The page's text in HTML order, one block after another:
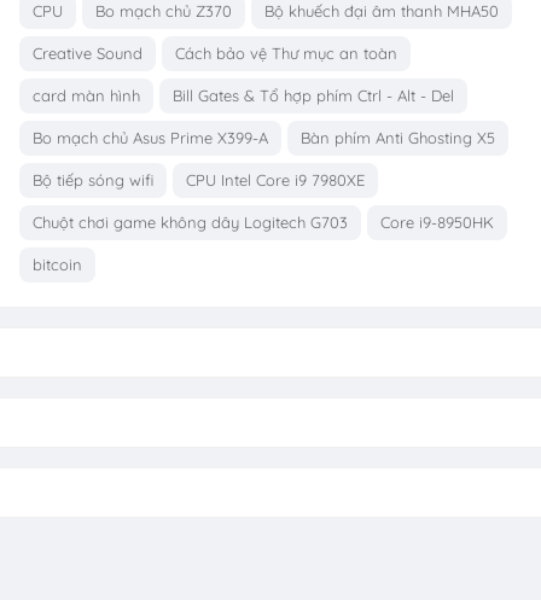
CPU Bo mạch chủ Z370 Bộ khuếch đại âm thanh MHA50
Creative Sound Cách bảo vệ Thư mục an toàn
card màn hình Bill Gates & Tổ hợp phím Ctrl - Alt - Del
Bo mạch chủ Asus Prime X399-A Bàn phím Anti Ghosting X5
Bộ tiếp sóng wifi CPU Intel Core i9 7980XE
Chuột chơi game không dây Logitech G703 Core i9-8950HK
bitcoin